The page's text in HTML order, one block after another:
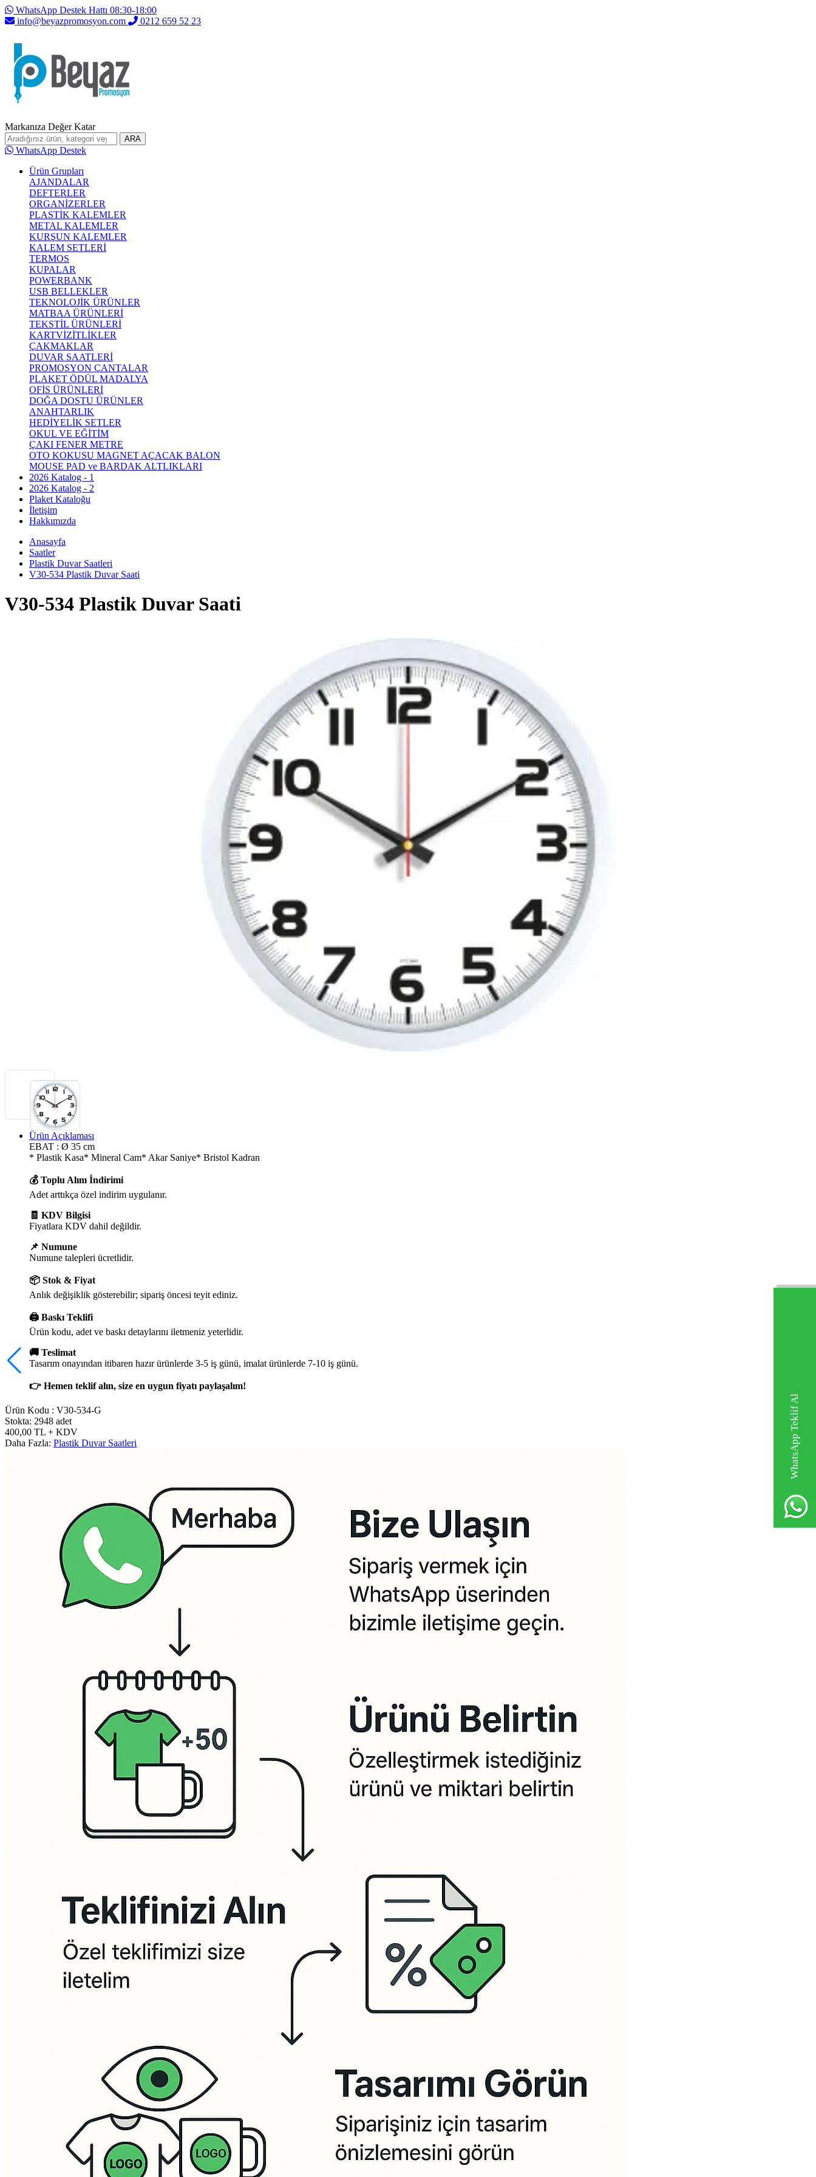
WhatsApp Teklif Al
WhatsApp Destek Hattı 08:30-18:00
info@beyazpromosyon.com
0212 659 52 23
Markanıza Değer Katar
ARA
WhatsApp Destek
Ürün Grupları
AJANDALAR
DEFTERLER
ORGANİZERLER
PLASTİK KALEMLER
METAL KALEMLER
KURŞUN KALEMLER
KALEM SETLERİ
TERMOS
KUPALAR
POWERBANK
USB BELLEKLER
TEKNOLOJİK ÜRÜNLER
MATBAA ÜRÜNLERİ
TEKSTİL ÜRÜNLERİ
KARTVİZİTLİKLER
ÇAKMAKLAR
DUVAR SAATLERİ
PROMOSYON ÇANTALAR
PLAKET ÖDÜL MADALYA
OFİS ÜRÜNLERİ
DOĞA DOSTU ÜRÜNLER
ANAHTARLIK
HEDİYELİK SETLER
OKUL VE EĞİTİM
ÇAKI FENER METRE
OTO KOKUSU MAGNET AÇACAK BALON
MOUSE PAD ve BARDAK ALTLIKLARI
2026 Katalog - 1
2026 Katalog - 2
Plaket Kataloğu
İletişim
Hakkımızda
Anasayfa
Saatler
Plastik Duvar Saatleri
V30-534 Plastik Duvar Saati
V30-534 Plastik Duvar Saati
Ürün Açıklaması
EBAT : Ø 35 cm
* Plastik Kasa* Mineral Cam* Akar Saniye* Bristol Kadran
💰 Toplu Alım İndirimi
Adet arttıkça özel indirim uygulanır.
🧾 KDV Bilgisi
Fiyatlara KDV dahil değildir.
📌 Numune
Numune talepleri ücretlidir.
📦 Stok & Fiyat
Anlık değişiklik gösterebilir; sipariş öncesi teyit ediniz.
🖨️ Baskı Teklifi
Ürün kodu, adet ve baskı detaylarını iletmeniz yeterlidir.
🚚 Teslimat
Tasarım onayından itibaren hazır ürünlerde 3-5 iş günü, imalat ürünlerde 7-10 iş günü.
👉 Hemen teklif alın, size en uygun fiyatı paylaşalım!
Ürün Kodu : V30-534-G
Stokta: 2948 adet
400,00 TL + KDV
Daha Fazla: Plastik Duvar Saatleri